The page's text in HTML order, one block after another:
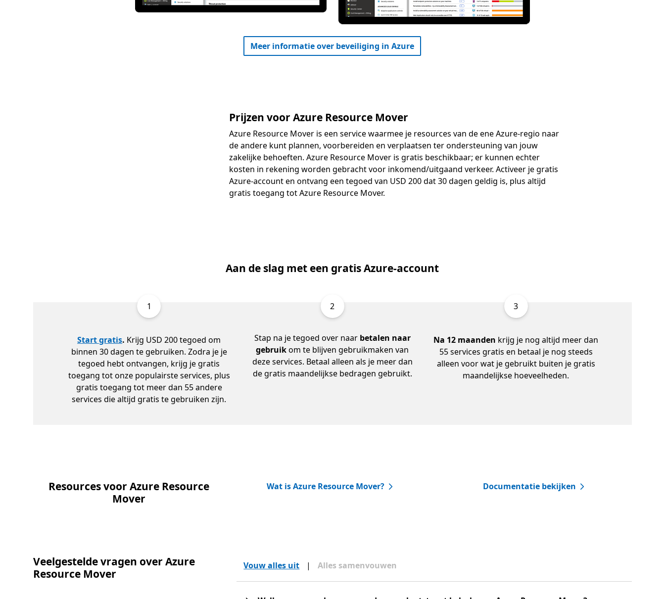
Meer informatie over beveiliging in Azure
Prijzen voor Azure Resource Mover
Azure Resource Mover is een service waarmee je resources van de ene Azure-regio naar
de andere kunt plannen, voorbereiden en verplaatsen ter ondersteuning van jouw
zakelijke behoeften. Azure Resource Mover is gratis beschikbaar; er kunnen echter
kosten in rekening worden gebracht voor inkomend/uitgaand verkeer. Activeer je gratis
Azure-account en ontvang een tegoed van USD 200 dat 30 dagen geldig is, plus altijd
gratis toegang tot Azure Resource Mover.
Aan de slag met een gratis Azure-account
1
Start gratis. Krijg USD 200 tegoed om
binnen 30 dagen te gebruiken. Zodra je je
tegoed hebt ontvangen, krijg je gratis
toegang tot onze populairste services, plus
gratis toegang tot meer dan 55 andere
services die altijd gratis te gebruiken zijn.
2
Stap na je tegoed over naar betalen naar
gebruikom te blijven gebruikmaken van
deze services. Betaal alleen als je meer dan
de gratis maandelijkse bedragen gebruikt.
3
Na 12 maanden krijg je nog altijd meer dan
55 services gratis en betaal je nog steeds
alleen voor wat je gebruikt buiten je gratis
maandelijkse hoeveelheden.
Resources voor Azure Resource
Mover
Wat is Azure Resource Mover? Documentatie bekijken
Veelgestelde vragen over Azure
Resource Mover
Vouw alles uit | Alles samenvouwen